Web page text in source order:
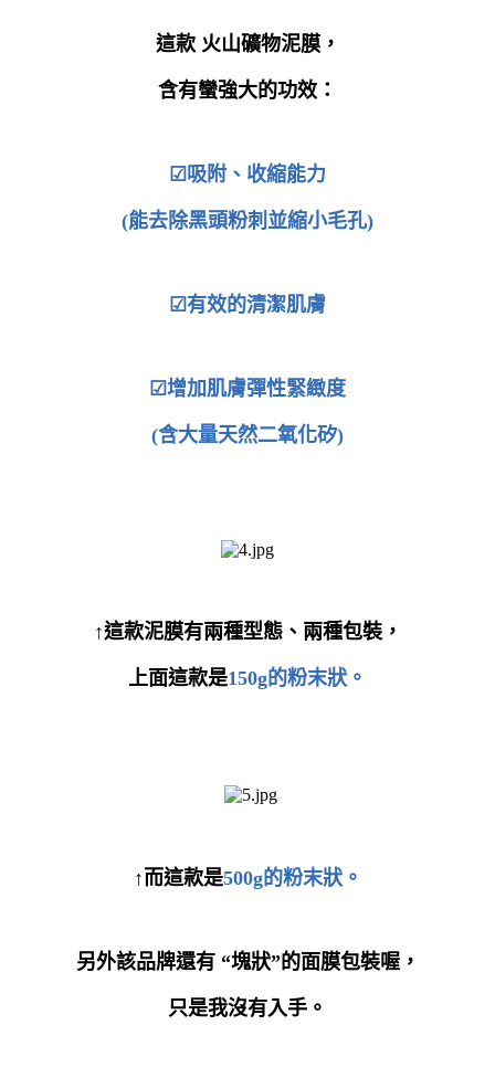
這款 火山礦物泥膜，
含有蠻強大的功效：
☑吸附、收縮能力
(能去除黑頭粉刺並縮小毛孔)
☑有效的清潔肌膚
☑增加肌膚彈性緊緻度
(含大量天然二氧化矽)
↑這款泥膜有兩種型態、兩種包裝，
上面這款是150g的粉末狀。
↑而這款是500g的粉末狀。
另外該品牌還有“塊狀”的面膜包裝喔，
只是我沒有入手。